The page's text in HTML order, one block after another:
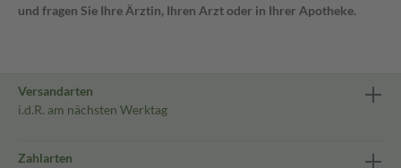
und fragen Sie Ihre Ärztin, Ihren Arzt oder in Ihrer Apotheke.
Versandarten
i.d.R. am nächsten Werktag
Zahlarten